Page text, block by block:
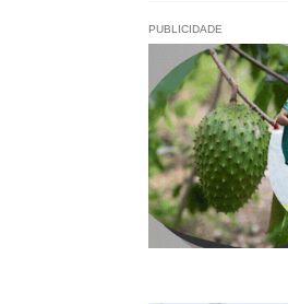
PUBLICIDADE